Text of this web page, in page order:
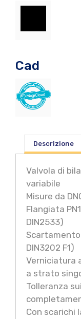
Cad
Descrizione
Valvola di
variabile
Misure da
Flangiata
DIN2533)
Scartamento
DIN3202 F1)
Verniciatura
a strato
Tolleranza
Con scarichi